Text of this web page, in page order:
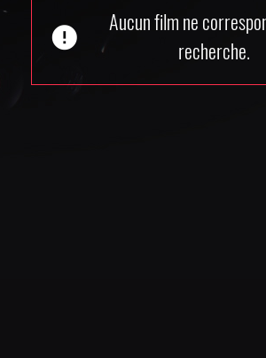
error
Aucun film ne
recherche.